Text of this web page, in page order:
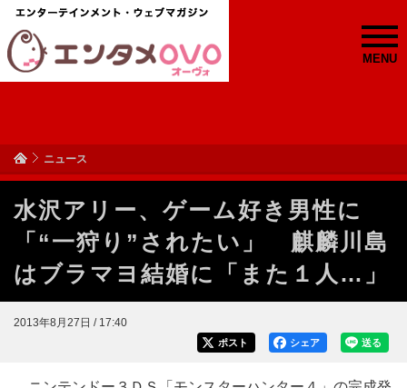
MENU
ニュース
水沢アリー、ゲーム好き男性に
「“一狩り”されたい」 麒麟川島
はブラマヨ結婚に「また１人…」
2013年8月27日 / 17:40
送る
シェア
ポスト